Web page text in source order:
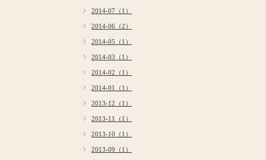
2014-07（1）
2014-06（2）
2014-05（1）
2014-03（1）
2014-02（1）
2014-01（1）
2013-12（1）
2013-11（1）
2013-10（1）
2013-09（1）